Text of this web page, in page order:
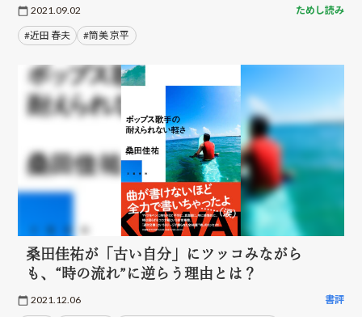
2021.09.02 ためし読み
#近田 春夫 #筒美 京平
桑田佳祐が「古い自分」にツッコみながら
も、“時の流れ”に逆らう理由とは？
2021.12.06 書評